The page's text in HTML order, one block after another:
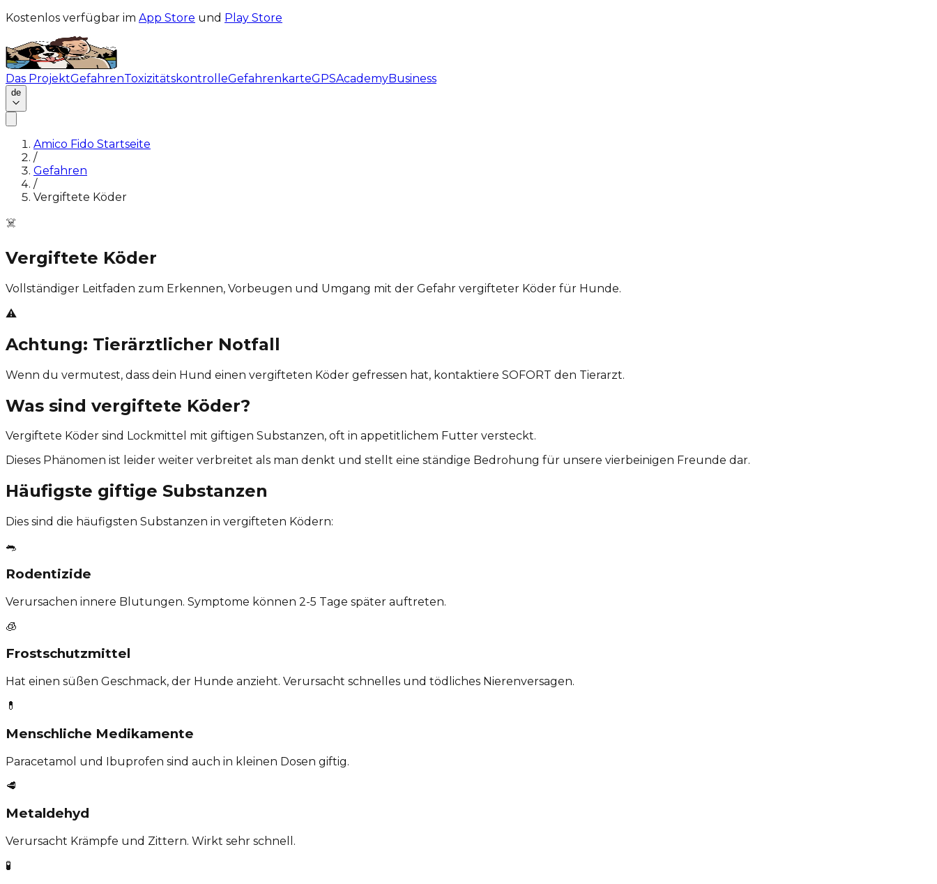
Kostenlos verfügbar im App Store und Play Store
Das ProjektGefahrenToxizitätskontrolleGefahrenkarteGPSAcademyBusiness
de
Amico Fido Startseite
/
Gefahren
/
Vergiftete Köder
☠️
Vergiftete Köder
Vollständiger Leitfaden zum Erkennen, Vorbeugen und Umgang mit der Gefahr vergifteter Köder für Hunde.
⚠️
Achtung: Tierärztlicher Notfall
Wenn du vermutest, dass dein Hund einen vergifteten Köder gefressen hat, kontaktiere SOFORT den Tierarzt.
Was sind vergiftete Köder?
Vergiftete Köder sind Lockmittel mit giftigen Substanzen, oft in appetitlichem Futter versteckt.
Dieses Phänomen ist leider weiter verbreitet als man denkt und stellt eine ständige Bedrohung für unsere vierbeinigen Freunde dar.
Häufigste giftige Substanzen
Dies sind die häufigsten Substanzen in vergifteten Ködern:
🐀
Rodentizide
Verursachen innere Blutungen. Symptome können 2-5 Tage später auftreten.
🧊
Frostschutzmittel
Hat einen süßen Geschmack, der Hunde anzieht. Verursacht schnelles und tödliches Nierenversagen.
💊
Menschliche Medikamente
Paracetamol und Ibuprofen sind auch in kleinen Dosen giftig.
🥩
Metaldehyd
Verursacht Krämpfe und Zittern. Wirkt sehr schnell.
🧪